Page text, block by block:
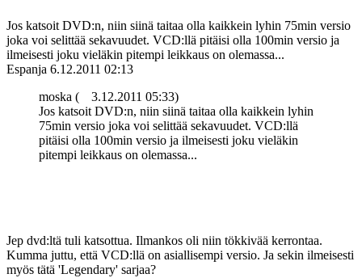
Jos katsoit DVD:n, niin siinä taitaa olla kaikkein lyhin 75min versio
joka voi selittää sekavuudet. VCD:llä pitäisi olla 100min versio ja
ilmeisesti joku vieläkin pitempi leikkaus on olemassa...
Espanja 6.12.2011 02:13
moska (
3.12.2011 05:33)
Jos katsoit DVD:n, niin siinä taitaa olla kaikkein lyhin
75min versio joka voi selittää sekavuudet. VCD:llä
pitäisi olla 100min versio ja ilmeisesti joku vieläkin
pitempi leikkaus on olemassa...
Jep dvd:ltä tuli katsottua. Ilmankos oli niin tökkivää kerrontaa.
Kumma juttu, että VCD:llä on asiallisempi versio. Ja sekin ilmeisesti
myös tätä 'Legendary' sarjaa?